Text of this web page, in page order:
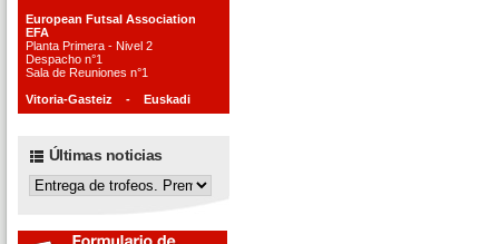
European Futsal Association
EFA
Planta Primera - Nivel 2
Despacho n°1
Sala de Reuniones n°1
Vitoria-Gasteiz - Euskadi
Últimas noticias